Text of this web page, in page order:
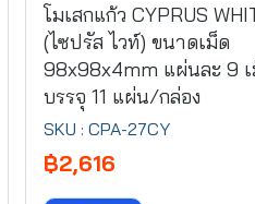
โมเสกแก้ว CYPRUS
(ไซปรัส ไวท์) ขนาดเม็ด
98x98x4mm แผ่นละ 9
บรรจุ 11 แผ่น/กล่อง
SKU : CPA-27CY
฿2,616